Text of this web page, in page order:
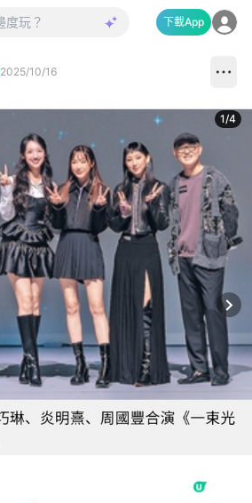
下載App
2025/10/16
1/4